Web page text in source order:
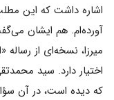
اشاره داشت که این
آورده‌ام. هم ایشان
میرزا، نسخه‌ای از رساله
اختیار دارد. سید
که دیده است، در آن